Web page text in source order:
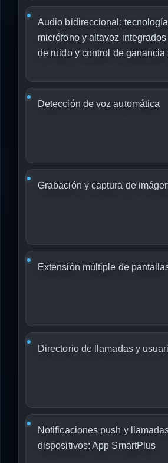
Audio bidireccional:
micrófono y altavoz
de ruido y control de ganancia
Detección de voz automática
Grabación y captura de
Extensión múltiple de
Directorio de llamadas y
Notificaciones push y
dispositivos: App SmartPlus